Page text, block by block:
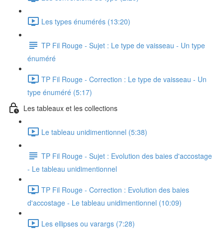
Les types énumérés (13:20)
TP Fil Rouge - Sujet : Le type de vaisseau - Un type
énuméré
TP Fil Rouge - Correction : Le type de vaisseau - Un
type énuméré (5:17)
Les tableaux et les collections
Le tableau unidimentionnel (5:38)
TP Fil Rouge - Sujet : Evolution des baies d'accostage
- Le tableau unidimentionnel
TP Fil Rouge - Correction : Evolution des baies
d'accostage - Le tableau unidimentionnel (10:09)
Les ellipses ou varargs (7:28)